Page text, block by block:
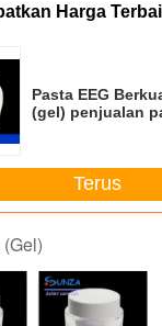
Harga
Pasta EEG
(gel) penjualan
Terus